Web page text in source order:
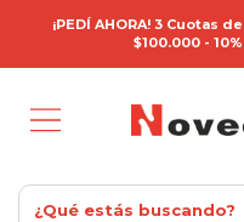
¡PEDÍ AHORA! 3 Cuotas
$100.000 -